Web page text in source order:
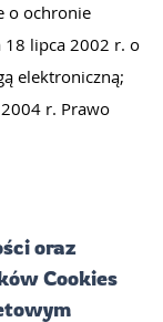
o ochronie
18 lipca 2002 r. o
elektroniczną;
r. Prawo
oraz
Cookies